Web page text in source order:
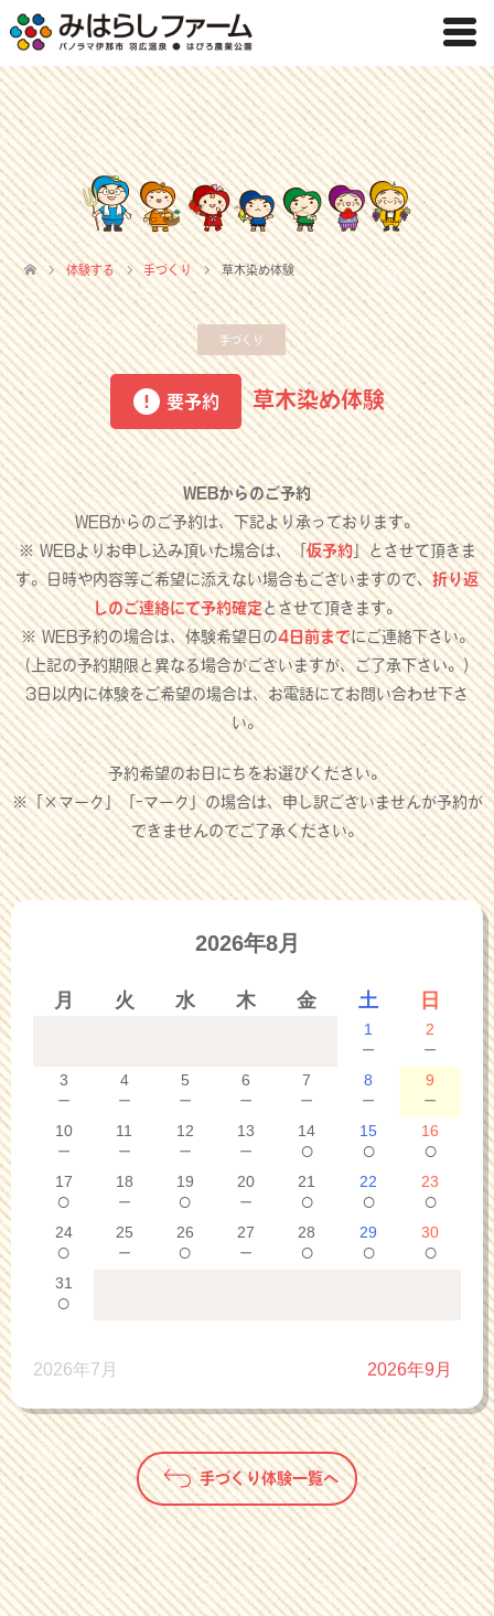
体験する 手づくり 草木染め体験
手づくり
要予約 草木染め体験
WEBからのご予約
WEBからのご予約は、下記より承っております。
※ WEBよりお申し込み頂いた場合は、「仮予約」とさせて頂きま
す。日時や内容等ご希望に添えない場合もございますので、折り返
しのご連絡にて予約確定とさせて頂きます。
※ WEB予約の場合は、体験希望日の4日前までにご連絡下さい。
（上記の予約期限と異なる場合がございますが、ご了承下さい。）
3日以内に体験をご希望の場合は、お電話にてお問い合わせ下さ
い。
予約希望のお日にちをお選びください。
※「×マーク」「-マーク」の場合は、申し訳ございませんが予約が
できませんのでご了承ください。
2026年8月
月 火 水 木 金 土 日
1
－
2
－
3
－
4
－
5
－
6
－
7
－
8
－
9
－
10
－
11
－
12
－
13
－
14
○
15
○
16
○
17
○
18
－
19
○
20
－
21
○
22
○
23
○
24
○
25
－
26
○
27
－
28
○
29
○
30
○
31
○
2026年7月 2026年9月
手づくり体験一覧へ